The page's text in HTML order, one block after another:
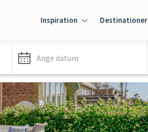
Inspiration Destinationer
Ange datum